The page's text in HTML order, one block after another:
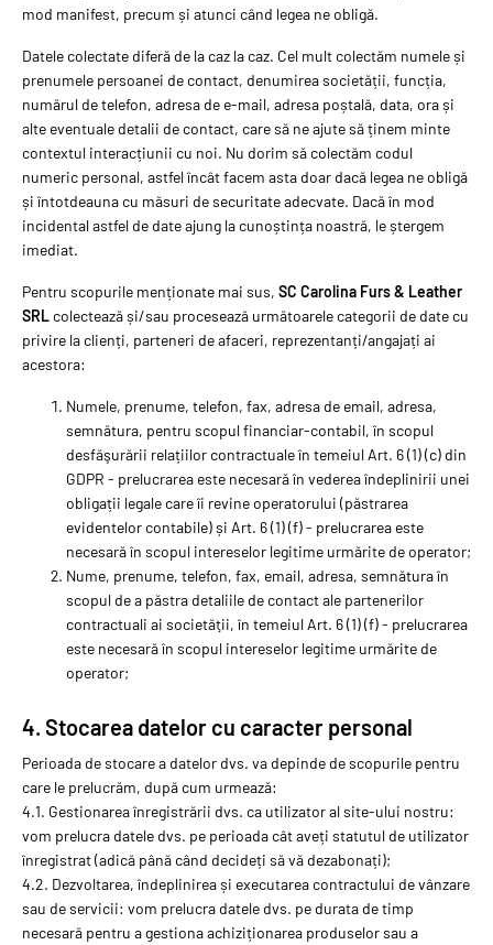
mod manifest, precum și atunci când legea ne obligă.
Datele colectate diferă de la caz la caz. Cel mult colectăm numele și
prenumele persoanei de contact, denumirea societății, funcția,
numărul de telefon, adresa de e-mail, adresa poștală, data, ora și
alte eventuale detalii de contact, care să ne ajute să ținem minte
contextul interacțiunii cu noi. Nu dorim să colectăm codul
numeric personal, astfel încât facem asta doar dacă legea ne obligă
și întotdeauna cu măsuri de securitate adecvate. Dacă în mod
incidental astfel de date ajung la cunoștința noastră, le ștergem
imediat.
Pentru scopurile menționate mai sus, SC Carolina Furs & Leather
SRLcolectează și/sau procesează următoarele categorii de date cu
privire la clienți, parteneri de afaceri, reprezentanți/angajați ai
acestora:
Numele, prenume, telefon, fax, adresa de email, adresa,
semnătura, pentru scopul financiar-contabil, în scopul
desfăşurării relațiilor contractuale în temeiul Art. 6 (1) (c) din
GDPR - prelucrarea este necesară în vederea îndeplinirii unei
obligații legale care îi revine operatorului (păstrarea
evidentelor contabile) și Art. 6 (1) (f) - prelucrarea este
necesară în scopul intereselor legitime urmărite de operator;
Nume, prenume, telefon, fax, email, adresa, semnătura în
scopul de a păstra detaliile de contact ale partenerilor
contractuali ai societăţii, în temeiul Art. 6 (1) (f) - prelucrarea
este necesară în scopul intereselor legitime urmărite de
operator;
4. Stocarea datelor cu caracter personal
Perioada de stocare a datelor dvs. va depinde de scopurile pentru
care le prelucrăm, după cum urmează:
4.1. Gestionarea înregistrării dvs. ca utilizator al site-ului nostru:
vom prelucra datele dvs. pe perioada cât aveți statutul de utilizator
înregistrat (adică până când decideți să vă dezabonați);
4.2. Dezvoltarea, îndeplinirea și executarea contractului de vânzare
sau de servicii: vom prelucra datele dvs. pe durata de timp
necesară pentru a gestiona achiziționarea produselor sau a